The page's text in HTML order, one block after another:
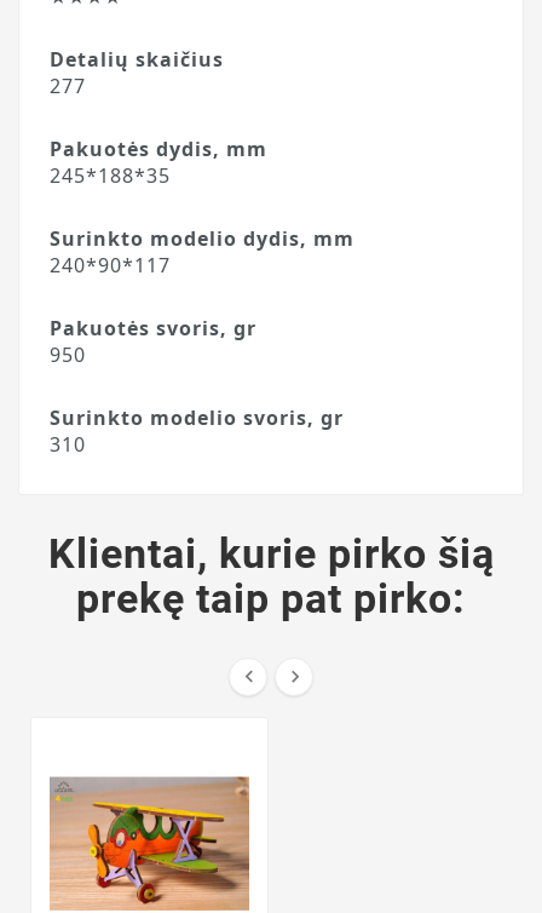
Detalių skaičius
277
Pakuotės dydis, mm
245*188*35
Surinkto modelio dydis, mm
240*90*117
Pakuotės svoris, gr
950
Surinkto modelio svoris, gr
310
Klientai, kurie pirko šią
prekę taip pat pirko:
 